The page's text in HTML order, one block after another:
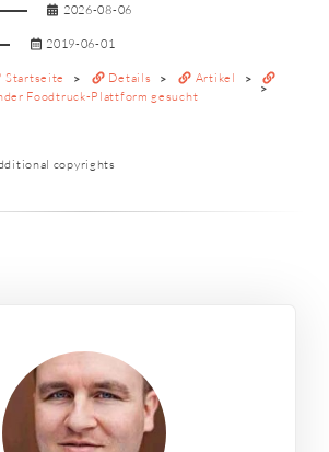
2026-08-06
2019-06-01
Startseite Details
Artikel
Foodtruck-Plattform gesucht
copyrights